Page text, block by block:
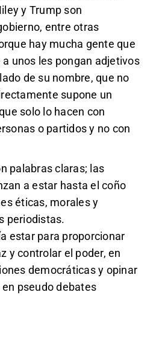
y Trump son
entre otras
hay mucha gente que
unos les pongan adjetivos
de su nombre, que no
supone un
solo lo hacen con
o partidos y no con
palabras claras; las
a estar hasta el coño
éticas, morales y
periodistas.
estar para proporcionar
y controlar el poder, en
democráticas y opinar
pseudo debates